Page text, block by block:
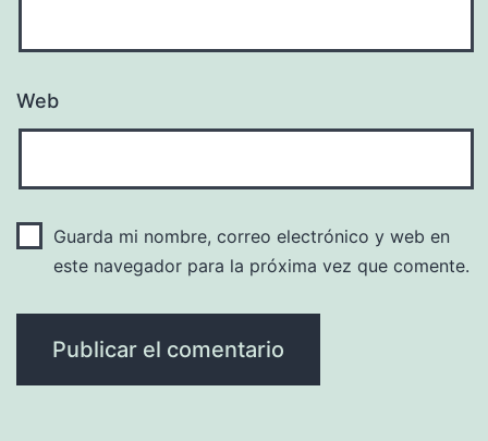
Web
Guarda mi nombre, correo electrónico y web en
este navegador para la próxima vez que comente.